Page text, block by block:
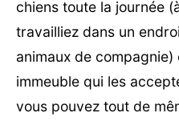
chiens toute la journée
travailliez dans un
animaux de
immeuble qui les
vous pouvez tout de